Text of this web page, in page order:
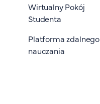
Wirtualny Pokój
Studenta
Platforma zdalnego
nauczania